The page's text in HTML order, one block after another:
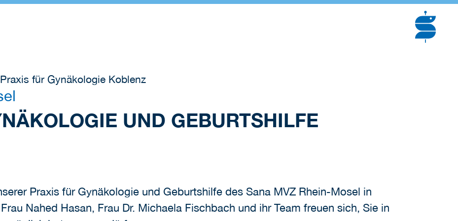
Praxis für Gynäkologie Koblenz
UND GEBURTSHILFE
Praxis für Gynäkologie und Geburtshilfe des Sana MVZ Rhein-Mosel in
Nahed Hasan, Frau Dr. Michaela Fischbach und ihr Team freuen sich, Sie in